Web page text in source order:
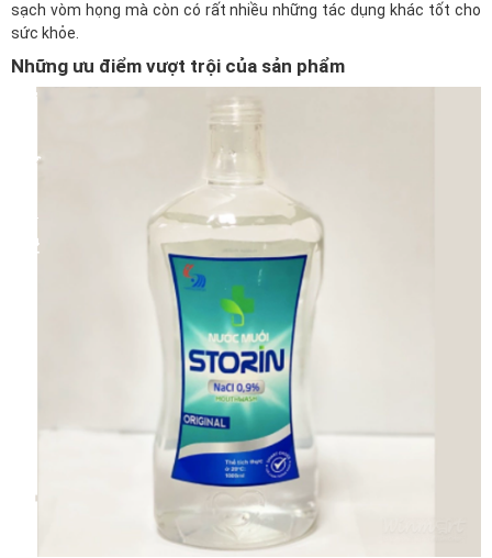
sạch vòm họng mà còn có rất nhiều những tác dụng khác tốt cho
sức khỏe
Những ưu điểm vượt trội của sản phẩm